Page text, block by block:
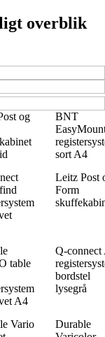
overblik
og
BNT
sort A4
Leitz Post
Form
table
A4
Q-connect
bordstel
lysegrå
Vario
Durable